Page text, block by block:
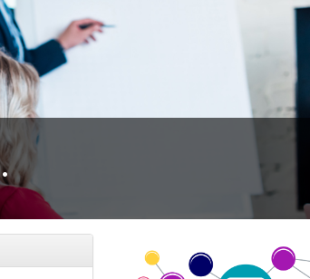
del Inglés en el
Laboral: Una
para el Futuro
Comercial